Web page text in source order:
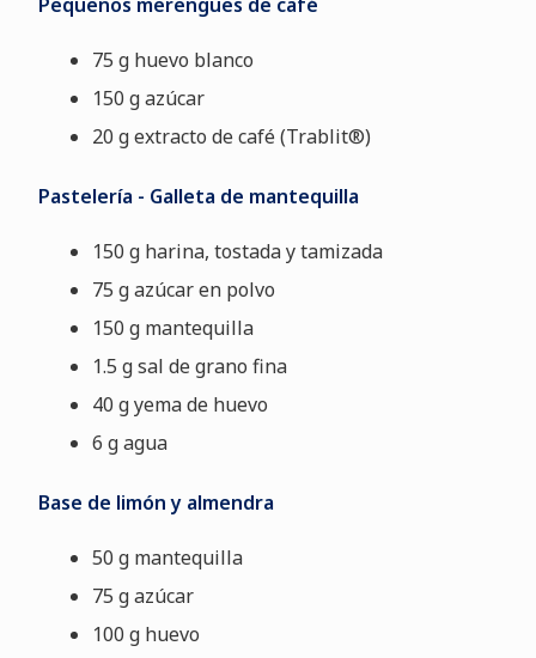
75 g huevo blanco
150 g azúcar
20 g extracto de café (Trablit®)
Pastelería - Galleta de mantequilla
150 g harina, tostada y tamizada
75 g azúcar en polvo
150 g mantequilla
1.5 g sal de grano fina
40 g yema de huevo
6 g agua
Base de limón y almendra
50 g mantequilla
75 g azúcar
100 g huevo